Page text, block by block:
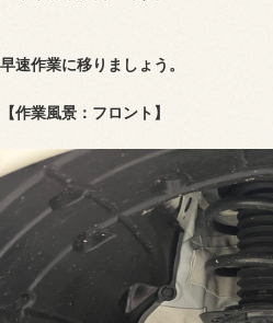
早速作業に移りましょう。
【作業風景：フロント】